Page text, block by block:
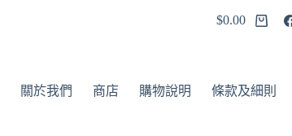
$0.00
關於我們 商店 購物說明 條款及細則